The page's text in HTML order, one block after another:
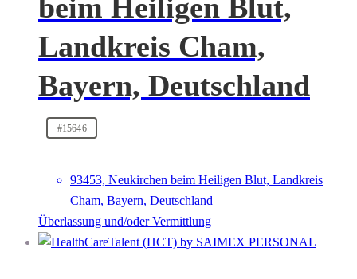
beim Heiligen Blut,
Landkreis Cham,
Bayern, Deutschland
#15646
93453, Neukirchen beim Heiligen Blut, Landkreis
Cham, Bayern, Deutschland
Überlassung und/oder Vermittlung